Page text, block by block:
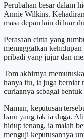
Perubahan besar dalam
Annie Wilkins.
masa depan lain di luar
Perasaan cinta yang
meninggalkan kehidupan
pribadi yang jujur dan
Tom akhirnya
hanya itu, ia juga berniat
curiannya sebagai
Namun, keputusan
baru yang tak ia duga.
hidup tenang, ia malah
menguji keputusannya